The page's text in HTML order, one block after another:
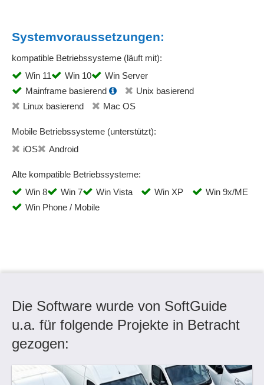
Systemvoraussetzungen:
kompatible Betriebssysteme (läuft mit):
Win 11
Win 10
Win Server
Mainframe basierend
Unix basierend
Linux basierend
Mac OS
Mobile Betriebssysteme (unterstützt):
iOS
Android
Alte kompatible Betriebssysteme:
Win 8
Win 7 Win Vista Win XP
Win 9x/ME
Win Phone / Mobile
Die Software wurde von SoftGuide
u.a. für folgende Projekte in Betracht
gezogen: